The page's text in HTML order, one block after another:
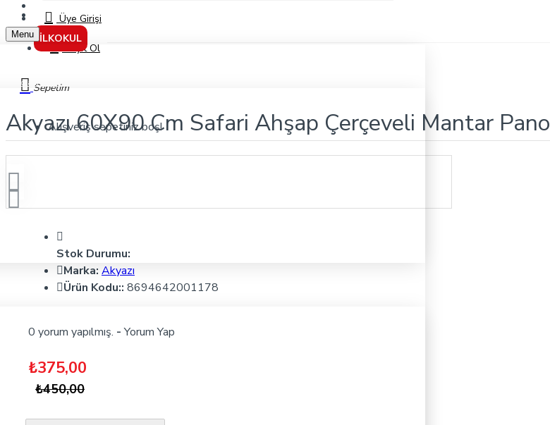
İletişimÜye Girişi
Kayıt Ol
Sepetim
Alışveriş sepetiniz boş!
İLKOKUL
Menu
Akyazı 60X90 Cm Safari Ahşap Çerçeveli Mantar Pano
Akyazı 60X90 Cm Safari Ahşap Çerçeveli Mantar Pano
Stok Durumu:
Marka: Akyazı
Ürün Kodu:: 8694642001178
0 yorum yapılmış. - Yorum Yap
₺375,00
₺450,00